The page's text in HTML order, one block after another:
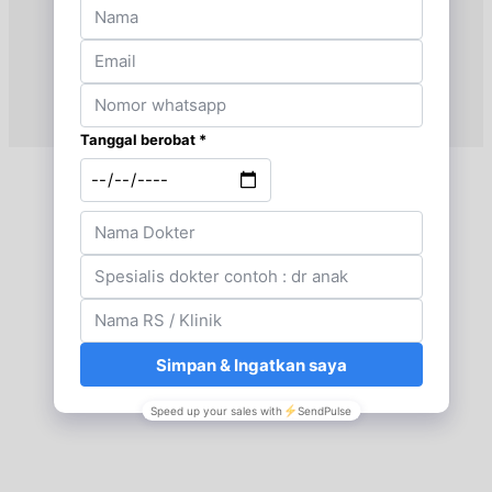
Sabtu, 15/08/2026
Jam 08:00 - 10:00
Minggu, 16/08/2026
Jam 07:00 - 08:00
Minggu, 16/08/2026
Jam 08:00 - 10:00
Senin, 17/08/2026
Jam 13:00 - 15:00